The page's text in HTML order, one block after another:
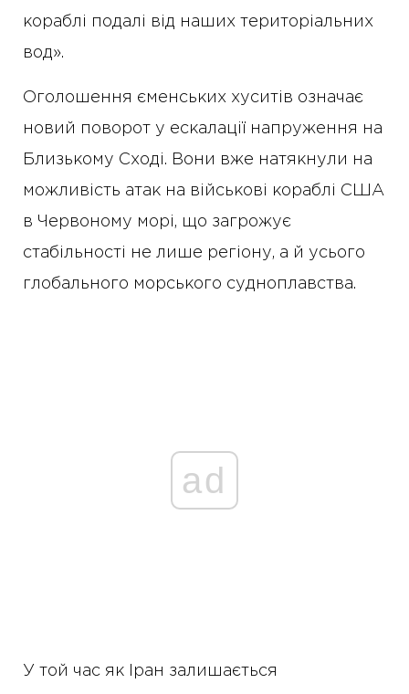
кораблі подалі від наших територіальних
вод».
Оголошення єменських хуситів означає
новий поворот у ескалації напруження на
Близькому Сході. Вони вже натякнули на
можливість атак на військові кораблі США
в Червоному морі, що загрожує
стабільності не лише регіону, а й усього
глобального морського судноплавства.
ad
У той час як Іран залишається